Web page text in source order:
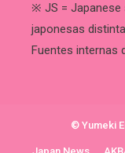
※ JS = Japanese
japonesas
Fuentes internas
© Yumeki